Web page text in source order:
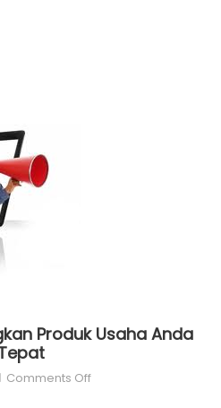
Produk Usaha Anda
Comments Offon